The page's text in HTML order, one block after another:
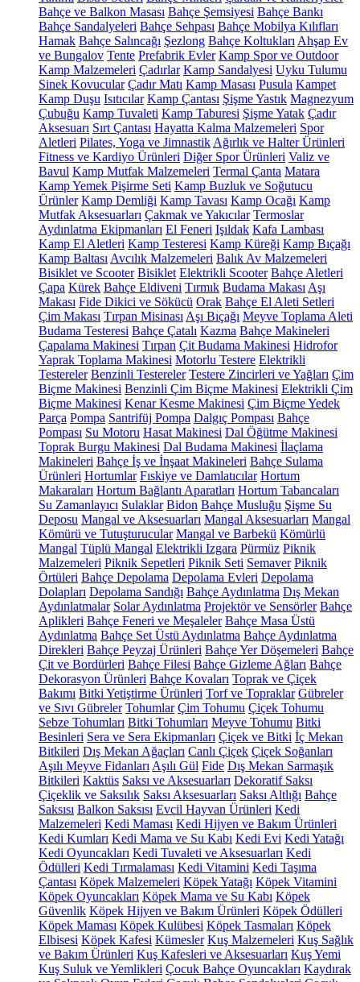
Bahçe ve Balkon Masası Bahçe Şemsiyesi Bahçe Bankı
Bahçe Sandalyeleri Bahçe Sehpası Bahçe Mobilya Kılıfları
Hamak Bahçe Salıncağı Şezlong Bahçe Koltukları Ahşap Ev
ve Bungalov Tente Prefabrik Evler Kamp Spor ve Outdoor
Kamp Malzemeleri Çadırlar Kamp Sandalyesi Uyku Tulumu
Sinek Kovucular Çadır Matı Kamp Masası Pusula Kampet
Kamp Duşu Isıtıcılar Kamp Çantası Şişme Yastık Magnezyum
Çubuğu Kamp Tuvaleti Kamp Taburesi Şişme Yatak Çadır
Aksesuarı Sırt Çantası Hayatta Kalma Malzemeleri Spor
Aletleri Pilates, Yoga ve Jimnastik Ağırlık ve Halter Ürünleri
Fitness ve Kardiyo Ürünleri Diğer Spor Ürünleri Valiz ve
Bavul Kamp Mutfak Malzemeleri Termal Çanta Matara
Kamp Yemek Pişirme Seti Kamp Buzluk ve Soğutucu
Ürünler Kamp Demliği Kamp Tavası Kamp Ocağı Kamp
Mutfak Aksesuarları Çakmak ve Yakıcılar Termoslar
Aydınlatma Ekipmanları El Feneri Işıldak Kafa Lambası
Kamp El Aletleri Kamp Testeresi Kamp Küreği Kamp Bıçağı
Kamp Baltası Avcılık Malzemeleri Balık Av Malzemeleri
Bisiklet ve Scooter Bisiklet Elektrikli Scooter Bahçe Aletleri
Çapa Kürek Bahçe Eldiveni Tırmık Budama Makası Aşı
Makası Fide Dikici ve Sökücü Orak Bahçe El Aleti Setleri
Çim Makası Tırpan Misinası Aşı Bıçağı Meyve Toplama Aleti
Budama Testeresi Bahçe Çatalı Kazma Bahçe Makineleri
Çapalama Makinesi Tırpan Çit Budama Makinesi Hidrofor
Yaprak Toplama Makinesi Motorlu Testere Elektrikli
Testereler Benzinli Testereler Testere Zincirleri ve Yağları Çim
Biçme Makinesi Benzinli Çim Biçme Makinesi Elektrikli Çim
Biçme Makinesi Kenar Kesme Makinesi Çim Biçme Yedek
Parça Pompa Santrifüj Pompa Dalgıç Pompası Bahçe
Pompası Su Motoru Hasat Makinesi Dal Öğütme Makinesi
Toprak Burgu Makinesi Dal Budama Makinesi İlaçlama
Makineleri Bahçe İş ve İnşaat Makineleri Bahçe Sulama
Ürünleri Hortumlar Fıskiye ve Damlatıcılar Hortum
Makaraları Hortum Bağlantı Aparatları Hortum Tabancaları
Su Zamanlayıcı Sulaklar Bidon Bahçe Musluğu Şişme Su
Deposu Mangal ve Aksesuarları Mangal Aksesuarları Mangal
Kömürü ve Tutuşturucular Mangal ve Barbekü Kömürlü
Mangal Tüplü Mangal Elektrikli Izgara Pürmüz Piknik
Malzemeleri Piknik Sepetleri Piknik Seti Semaver Piknik
Örtüleri Bahçe Depolama Depolama Evleri Depolama
Dolapları Depolama Sandığı Bahçe Aydınlatma Dış Mekan
Aydınlatmalar Solar Aydınlatma Projektör ve Sensörler Bahçe
Aplikleri Bahçe Feneri ve Meşaleler Bahçe Masa Üstü
Aydınlatma Bahçe Set Üstü Aydınlatma Bahçe Aydınlatma
Direkleri Bahçe Peyzaj Ürünleri Bahçe Yer Döşemeleri Bahçe
Çit ve Bordürleri Bahçe Filesi Bahçe Gizleme Ağları Bahçe
Dekorasyon Ürünleri Bahçe Kovaları Toprak ve Çiçek
Bakımı Bitki Yetiştirme Ürünleri Torf ve Topraklar Gübreler
ve Sıvı Gübreler Tohumlar Çim Tohumu Çiçek Tohumu
Sebze Tohumları Bitki Tohumları Meyve Tohumu Bitki
Besinleri Sera ve Sera Ekipmanları Çiçek ve Bitki İç Mekan
Bitkileri Dış Mekan Ağaçları Canlı Çiçek Çiçek Soğanları
Aşılı Meyve Fidanları Aşılı Gül Fide Dış Mekan Sarmaşık
Bitkileri Kaktüs Saksı ve Aksesuarları Dekoratif Saksı
Çiçeklik ve Saksılık Saksı Aksesuarları Saksı Altlığı Bahçe
Saksısı Balkon Saksısı Evcil Hayvan Ürünleri Kedi
Malzemeleri Kedi Maması Kedi Hijyen ve Bakım Ürünleri
Kedi Kumları Kedi Mama ve Su Kabı Kedi Evi Kedi Yatağı
Kedi Oyuncakları Kedi Tuvaleti ve Aksesuarları Kedi
Ödülleri Kedi Tırmalaması Kedi Vitamini Kedi Taşıma
Çantası Köpek Malzemeleri Köpek Yatağı Köpek Vitamini
Köpek Oyuncakları Köpek Mama ve Su Kabı Köpek
Güvenlik Köpek Hijyen ve Bakım Ürünleri Köpek Ödülleri
Köpek Maması Köpek Kulübesi Köpek Tasmaları Köpek
Elbisesi Köpek Kafesi Kümesler Kuş Malzemeleri Kuş Sağlık
ve Bakım Ürünleri Kuş Kafesleri ve Aksesuarları Kuş Yemi
Kuş Suluk ve Yemlikleri Çocuk Bahçe Oyuncakları Kaydırak